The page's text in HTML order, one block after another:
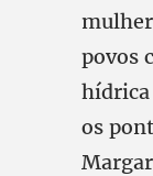
povos
hídrica
os